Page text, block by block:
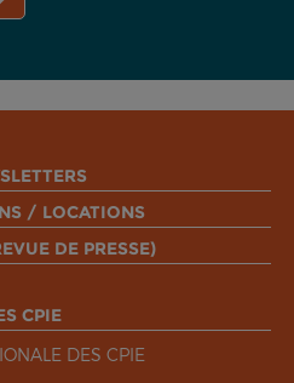
/ LOCATIONS
DE PRESSE)
CPIE
DES CPIE